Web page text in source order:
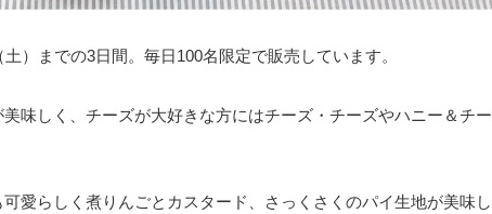
）までの3日間。毎日100名限定で販売しています。
味しく、チーズが大好きな方にはチーズ・チーズやハニー＆チー
愛らしく煮りんごとカスタード、さっくさくのパイ生地が美味し